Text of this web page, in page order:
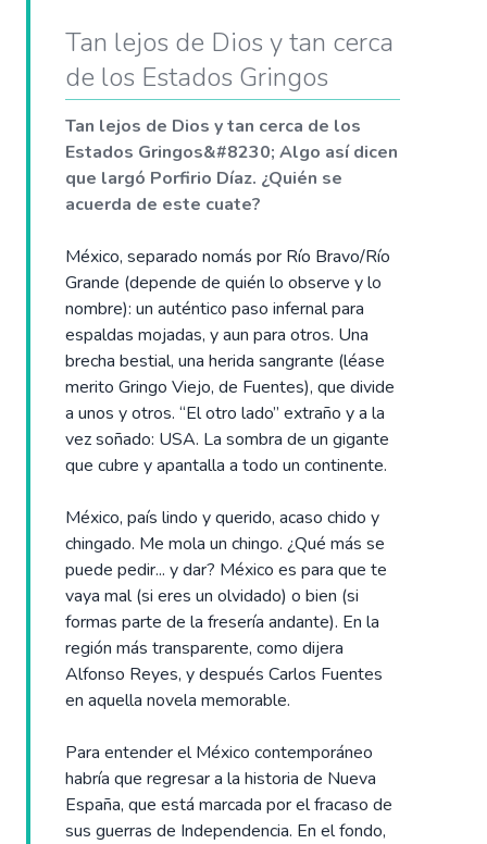
Tan lejos de Dios y tan cerca
de los Estados Gringos
Tan lejos de Dios y tan cerca de los
Estados Gringos&#8230; Algo así dicen
que largó Porfirio Díaz. ¿Quién se
acuerda de este cuate?
México, separado nomás por Río Bravo/Río
Grande (depende de quién lo observe y lo
nombre): un auténtico paso infernal para
espaldas mojadas, y aun para otros. Una
brecha bestial, una herida sangrante (léase
merito Gringo Viejo, de Fuentes), que divide
a unos y otros. “El otro lado” extraño y a la
vez soñado: USA. La sombra de un gigante
que cubre y apantalla a todo un continente.
México, país lindo y querido, acaso chido y
chingado. Me mola un chingo. ¿Qué más se
puede pedir... y dar? México es para que te
vaya mal (si eres un olvidado) o bien (si
formas parte de la fresería andante). En la
región más transparente, como dijera
Alfonso Reyes, y después Carlos Fuentes
en aquella novela memorable.
Para entender el México contemporáneo
habría que regresar a la historia de Nueva
España, que está marcada por el fracaso de
sus guerras de Independencia. En el fondo,